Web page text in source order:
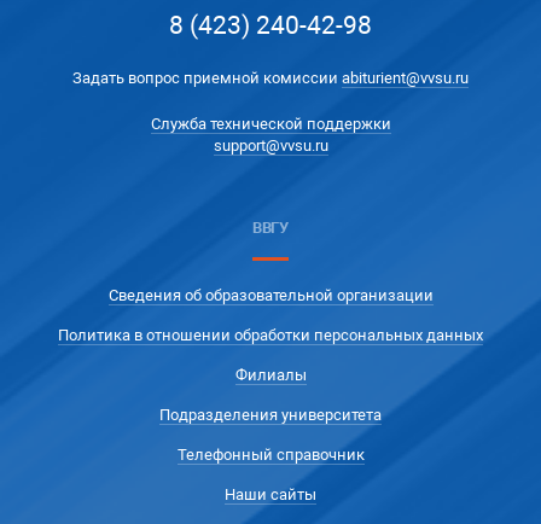
8 (423) 240-42-98
Задать вопрос приемной комиссии abiturient@vvsu.ru
Служба технической поддержки
support@vvsu.ru
ВВГУ
Сведения об образовательной организации
Политика в отношении обработки персональных данных
Филиалы
Подразделения университета
Телефонный справочник
Наши сайты